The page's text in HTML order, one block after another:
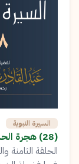
السيرة النبوية
(28) هجرة الحبشة الثانية
الحلقة الثامنة